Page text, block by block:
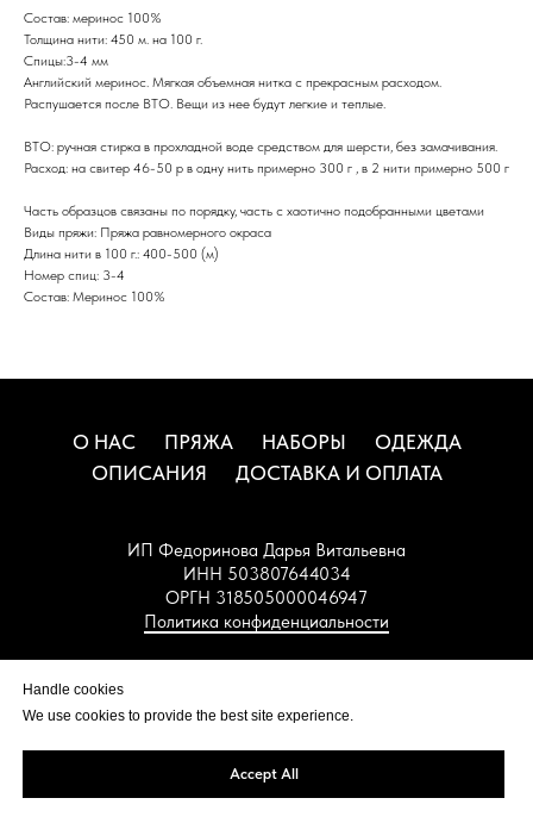
Состав: меринос 100%
Толщина нити: 450 м. на 100 г.
Спицы:3-4 мм
Английский меринос. Мягкая объемная нитка с прекрасным расходом.
Распушается после ВТО. Вещи из нее будут легкие и теплые.
ВТО: ручная стирка в прохладной воде средством для шерсти, без замачивания.
Расход: на свитер 46-50 р в одну нить примерно 300 г , в 2 нити примерно 500 г
Часть образцов связаны по порядку, часть с хаотично подобранными цветами
Виды пряжи: Пряжа равномерного окраса
Длина нити в 100 г.: 400-500 (м)
Номер спиц: 3-4
Состав: Меринос 100%
О НАС ПРЯЖА НАБОРЫ
ОДЕЖДА
ОПИСАНИЯ
ДОСТАВКА И ОПЛАТА
ИП Федоринова Дарья Витальевна
ИНН 503807644034
ОРГН 318505000046947
Политика конфиденциальности
Handle cookies
We use cookies to provide the best site experience.
Accept All